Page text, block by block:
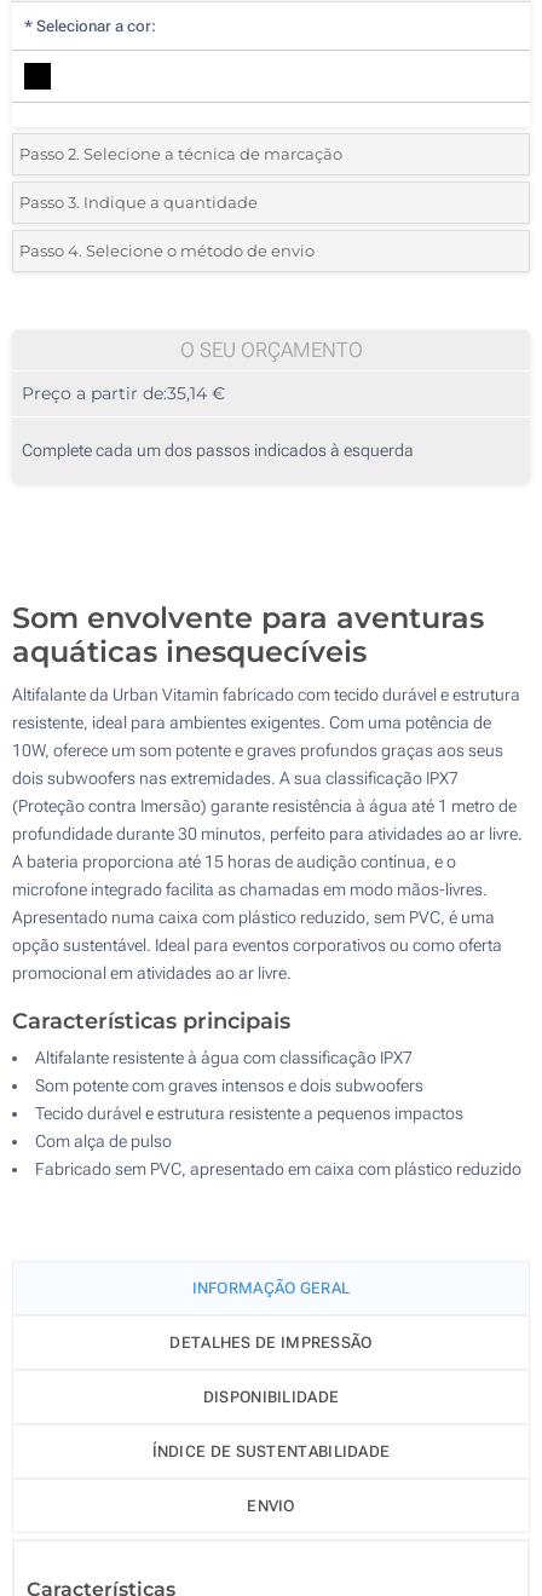
* Selecionar a cor:
Passo 2. Selecione a técnica de marcação
*Selecione o tipo de marcação e as cores do logotipo:
Gota de resina (Num lado)
Passo 3. Indique a quantidade
*Quantidade mínima:5
10
25
Passo 4. Selecione o método de envio
O SEU ORÇAMENTO
Preço a partir de:35,14 €
Complete cada um dos passos indicados à esquerda
Som envolvente para aventuras
aquáticas inesquecíveis
Altifalante da Urban Vitamin fabricado com tecido durável e estrutura
resistente, ideal para ambientes exigentes. Com uma potência de
10W, oferece um som potente e graves profundos graças aos seus
dois subwoofers nas extremidades. A sua classificação IPX7
(Proteção contra Imersão) garante resistência à água até 1 metro de
profundidade durante 30 minutos, perfeito para atividades ao ar livre.
A bateria proporciona até 15 horas de audição contínua, e o
microfone integrado facilita as chamadas em modo mãos-livres.
Apresentado numa caixa com plástico reduzido, sem PVC, é uma
opção sustentável. Ideal para eventos corporativos ou como oferta
promocional em atividades ao ar livre.
Características principais
Altifalante resistente à água com classificação IPX7
Som potente com graves intensos e dois subwoofers
Tecido durável e estrutura resistente a pequenos impactos
Com alça de pulso
Fabricado sem PVC, apresentado em caixa com plástico reduzido
INFORMAÇÃO GERAL
DETALHES DE IMPRESSÃO
DISPONIBILIDADE
ÍNDICE DE SUSTENTABILIDADE
ENVIO
Características